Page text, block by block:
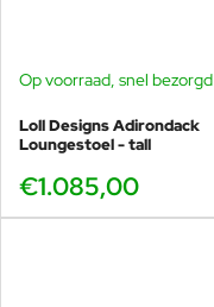
Op voorraad, snel bezorgd
Loll Designs Adirondack
Loungestoel - tall
€1.085,00